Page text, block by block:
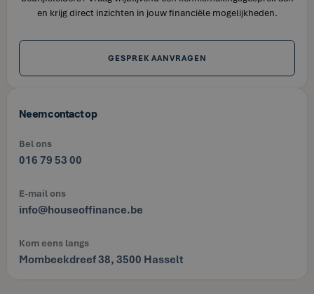
en krijg direct inzichten in jouw financiële mogelijkheden.
GESPREK AANVRAGEN
Neem contact op
Bel ons
016 79 53 00
E-mail ons
info@houseoffinance.be
Kom eens langs
Mombeekdreef 38, 3500 Hasselt